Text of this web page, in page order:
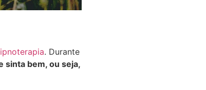
. Durante
sinta bem, ou seja,